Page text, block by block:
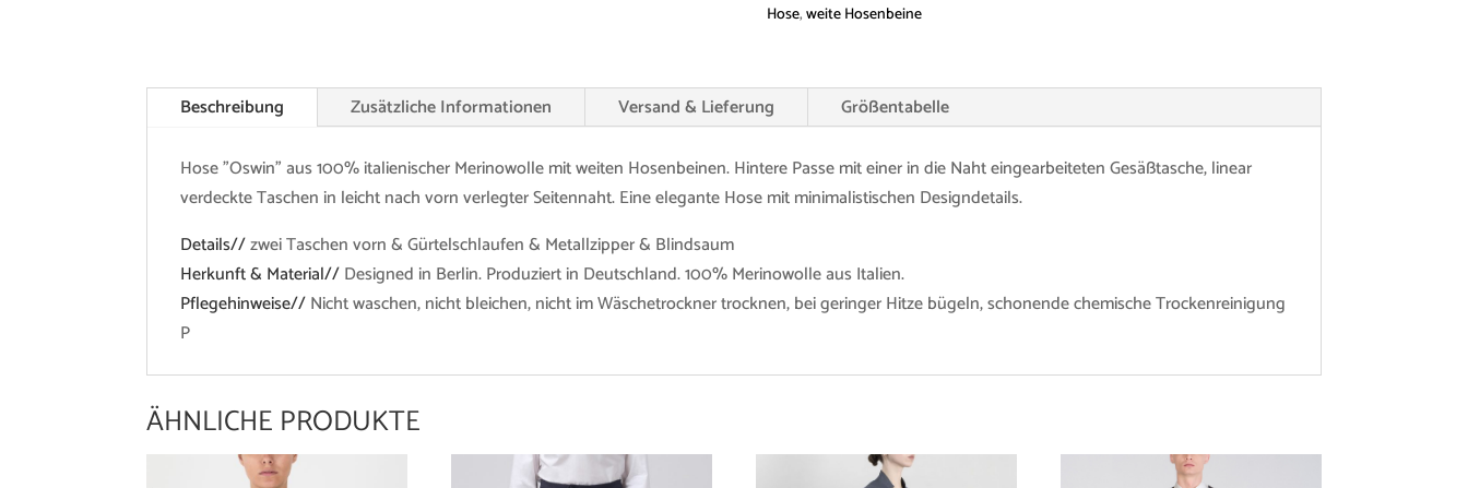
Hose,weite Hosenbeine
Beschreibung Zusätzliche Informationen Versand & Lieferung Größentabelle
Hose "Oswin" aus 100% italienischer Merinowolle mit weiten Hosenbeinen. Hintere Passe mit einer in die Naht eingearbeiteten Gesäßtasche, linear
verdeckte Taschen in leicht nach vorn verlegter Seitennaht. Eine elegante Hose mit minimalistischen Designdetails.
Details//zwei Taschen vorn & Gürtelschlaufen & Metallzipper & Blindsaum
Herkunft & Material//Designed in Berlin. Produziert in Deutschland. 100% Merinowolle aus Italien.
Pflegehinweise//Nicht waschen, nicht bleichen, nicht im Wäschetrockner trocknen, bei geringer Hitze bügeln, schonende chemische Trockenreinigung
P
ÄHNLICHE PRODUKTE